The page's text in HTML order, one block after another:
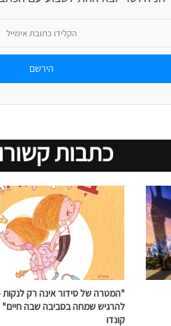
כתבות
"המטרה של סידור אינה רק
להרגיש שמחה בסביבה שבה
קונדו